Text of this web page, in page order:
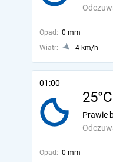
Opad: 0 mm
Wiatr:
4 km/h
01:00
25°C
Prawie
Opad: 0 mm